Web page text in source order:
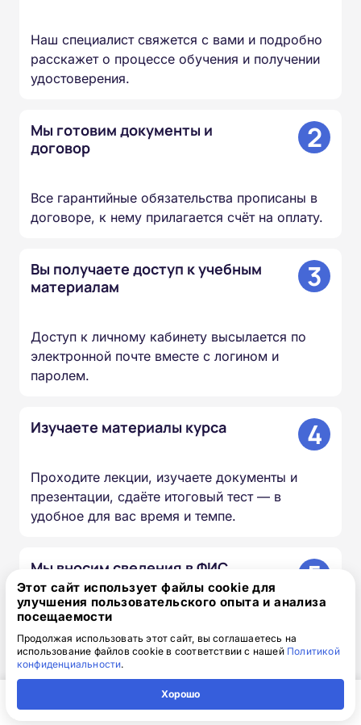
Наш специалист свяжется с вами и подробно
расскажет о процессе обучения и получении
удостоверения.
Мы готовим документы и
договор
2
Все гарантийные обязательства прописаны в
договоре, к нему прилагается счёт на оплату.
Вы получаете доступ к учебным
материалам
3
Доступ к личному кабинету высылается по
электронной почте вместе с логином и
паролем.
Изучаете материалы курса 4
Проходите лекции, изучаете документы и
презентации, сдаёте итоговый тест — в
удобное для вас время и темпе.
Мы вносим сведения в ФИС
ФРДО
5
Информация о выданных удостоверениях и
дипломах передаётся в федеральный реестр в
течение 20–60 дней.
Этот сайт использует файлы cookie для
улучшения пользовательского опыта и анализа
посещаемости
Продолжая использовать этот сайт, вы соглашаетесь на
использование файлов cookie в соответствии с нашей Политикой
конфиденциальности.
Хорошо